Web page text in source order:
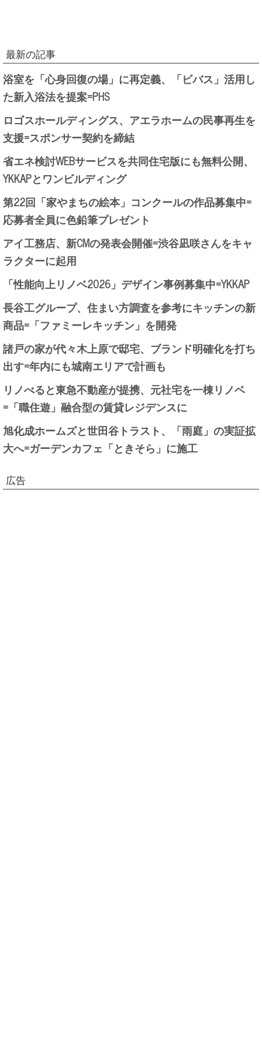
最新の記事
浴室を「心身回復の場」に再定義、「ビバス」活用し
た新入浴法を提案=PHS
ロゴスホールディングス、アエラホームの民事再生を
支援=スポンサー契約を締結
省エネ検討WEBサービスを共同住宅版にも無料公開、
YKKAPとワンビルディング
第22回「家やまちの絵本」コンクールの作品募集中=
応募者全員に色鉛筆プレゼント
アイ工務店、新CMの発表会開催=渋谷凪咲さんをキャ
ラクターに起用
「性能向上リノベ2026」デザイン事例募集中=YKKAP
長谷工グループ、住まい方調査を参考にキッチンの新
商品=「ファミーレキッチン」を開発
諸戸の家が代々木上原で邸宅、ブランド明確化を打ち
出す=年内にも城南エリアで計画も
リノべると東急不動産が提携、元社宅を一棟リノベ
=「職住遊」融合型の賃貸レジデンスに
旭化成ホームズと世田谷トラスト、「雨庭」の実証拡
大へ=ガーデンカフェ「ときそら」に施工
広告